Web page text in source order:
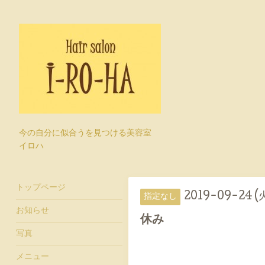
今の自分に似合うを見つける美容室
イロハ
指定なし 2019-09-24 (
休み
トップページ
お知らせ
写真
メニュー